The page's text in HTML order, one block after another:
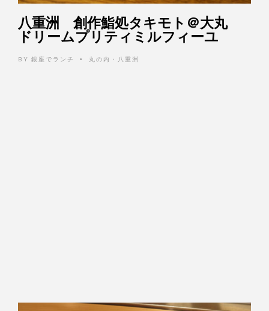
八重洲 創作鮨処タキモト＠大丸
ドリームプリティミルフィーユ
BY 銀座でランチ • 丸の内・八重洲